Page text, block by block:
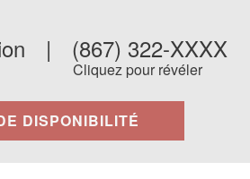
| (867) 322-XXXX
Cliquez pour révéler
DISPONIBILITÉ